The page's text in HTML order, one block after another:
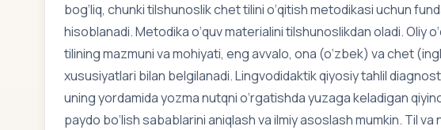
bog‘liq, chunki tilshunoslik chet tilini o‘qitish metodikasi uchun
hisoblanadi. Metodika o‘quv materialini tilshunoslikdan oladi. Oliy
tilining mazmuni va mohiyati, eng avvalo, ona (o‘zbek) va chet
xususiyatlari bilan belgilanadi. Lingvodidaktik qiyosiy tahlil
uning yordamida yozma nutqni o‘rgatishda yuzaga keladigan
paydo bo‘lish sabablarini aniqlash va ilmiy asoslash mumkin. Til